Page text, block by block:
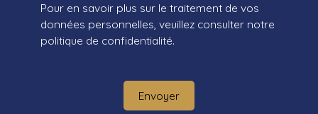
Pour en savoir plus sur le traitement de vos
données personnelles, veuillez consulter notre
politique de confidentialité.
Envoyer